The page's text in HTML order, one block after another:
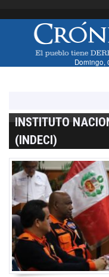
Domingo,
INSTITUTO
(INDECI)